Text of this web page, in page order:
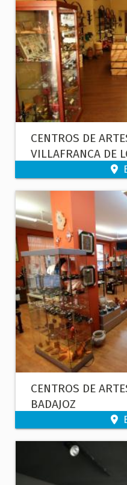
CENTROS DE
VILLAFRANCA DE
CENTROS DE
BADAJOZ